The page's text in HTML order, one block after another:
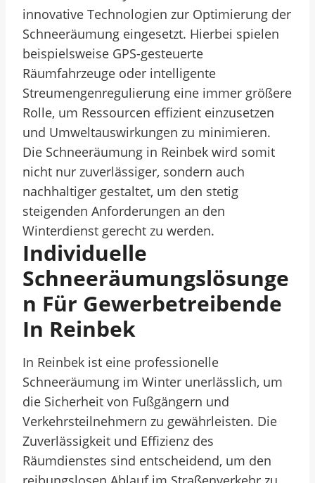
innovative Technologien zur Optimierung der
Schneeräumung eingesetzt. Hierbei spielen
beispielsweise GPS-gesteuerte
Räumfahrzeuge oder intelligente
Streumengenregulierung eine immer größere
Rolle, um Ressourcen effizient einzusetzen
und Umweltauswirkungen zu minimieren.
Die Schneeräumung in Reinbek wird somit
nicht nur zuverlässiger, sondern auch
nachhaltiger gestaltet, um den stetig
steigenden Anforderungen an den
Winterdienst gerecht zu werden.
Individuelle
Schneeräumungslösunge
N Für Gewerbetreibende
In Reinbek
In Reinbek ist eine professionelle
Schneeräumung im Winter unerlässlich, um
die Sicherheit von Fußgängern und
Verkehrsteilnehmern zu gewährleisten. Die
Zuverlässigkeit und Effizienz des
Räumdienstes sind entscheidend, um den